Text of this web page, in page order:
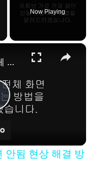
Now Playing
×
유튜브 가로 전체 화면 안됨 현상 해결 방법 어렵지 않아요!
안됨 현상 해결 방